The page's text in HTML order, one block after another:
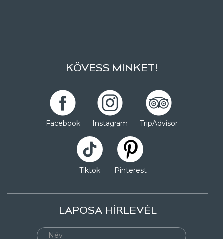
KÖVESS MINKET!
Facebook Instagram TripAdvisor
Tiktok Pinterest
LAPOSA HÍRLEVÉL